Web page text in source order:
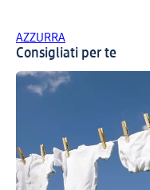
AZZURRA
Consigliati per te